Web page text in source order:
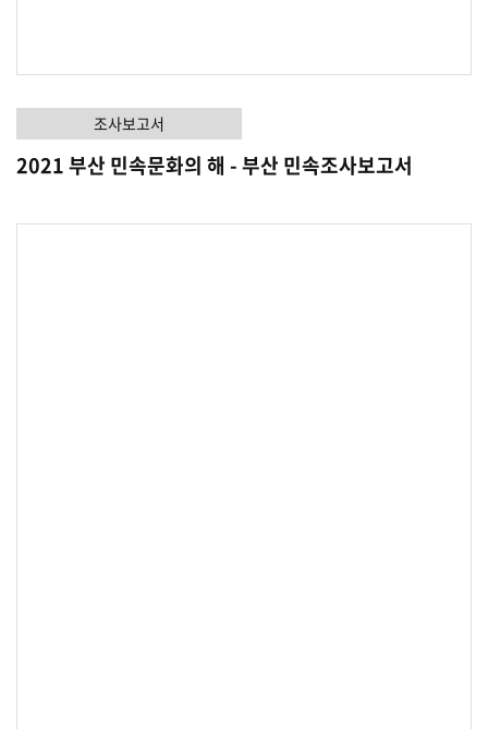
조사보고서
2021 부산 민속문화의 해 - 부산 민속조사보고서